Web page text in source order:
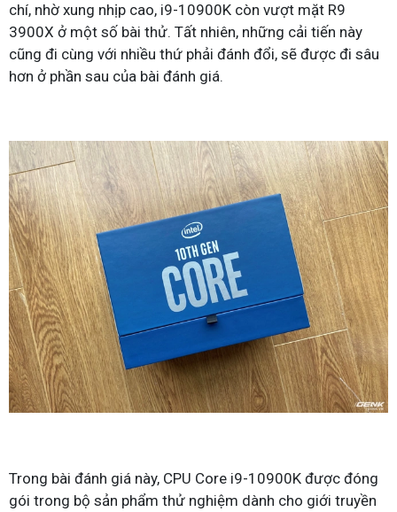
chí, nhờ xung nhịp cao, i9-10900K còn vượt mặt R9
3900X ở một số bài thử. Tất nhiên, những cải tiến này
cũng đi cùng với nhiều thứ phải đánh đổi, sẽ được đi sâu
hơn ở phần sau của bài đánh giá.
Trong bài đánh giá này, CPU Core i9-10900K được đóng
gói trong bộ sản phẩm thử nghiệm dành cho giới truyền